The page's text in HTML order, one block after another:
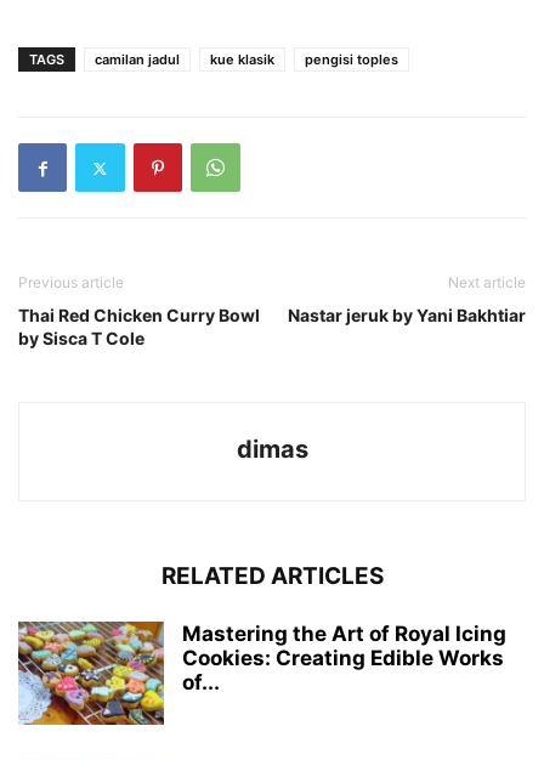
TAGS camilan jadul kue klasik pengisi toples
Previous article
Thai Red Chicken Curry Bowl
by Sisca T Cole
Next article
Nastar jeruk by Yani Bakhtiar
dimas
RELATED ARTICLES
Mastering the Art of Royal Icing
Cookies: Creating Edible Works
of...